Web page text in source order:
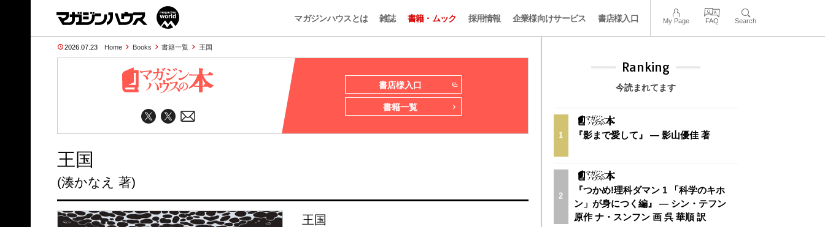
マガジンハウスとは 雑誌 書籍・ムック 採用情報 企業様向けサービス 書店様入口 My Page FAQ Search
2026.07.23 Home Books 書籍一覧 王国
書店様入口
書籍一覧
王国
(湊かなえ 著)
王国
Ranking
今読まれてます
1 『影まで愛して』 — 影山優佳 著
2
『つかめ!理科ダマン 1 「科学のキホ
ン」が身につく編』 — シン・テフン
原作 ナ・スンフン 画 呉 華順 訳